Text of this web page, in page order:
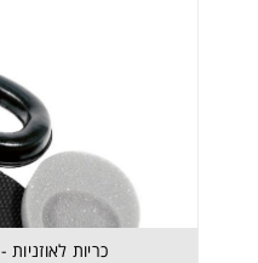
כריות לאוזניות - Hygiene kit PVC